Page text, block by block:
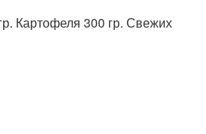
Картофеля 300 гр. Свежих